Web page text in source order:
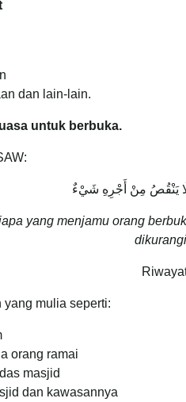
dan lain-lain.
untuk berbuka.
يَنْقُصُ مِنْ أَجْرِهِ شَيْءٌ
yang menjamu orang
yang mulia seperti:
orang ramai
masjid
dan kawasannya